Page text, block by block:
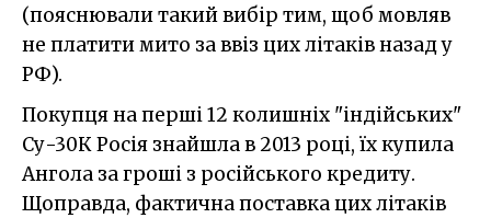
(пояснювали такий вибір тим, щоб мовляв
не платити мито за ввіз цих літаків назад у
РФ).
Покупця на перші 12 колишніх "індійських"
Су-30К Росія знайшла в 2013 році, їх купила
Ангола за гроші з російського кредиту.
Щоправда, фактична поставка цих літаків